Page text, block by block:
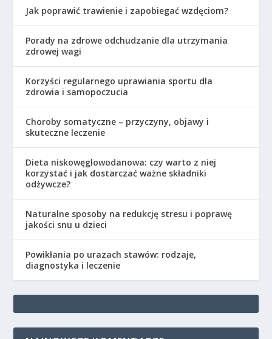
Jak poprawić trawienie i zapobiegać wzdęciom?
Porady na zdrowe odchudzanie dla utrzymania
zdrowej wagi
Korzyści regularnego uprawiania sportu dla
zdrowia i samopoczucia
Choroby somatyczne – przyczyny, objawy i
skuteczne leczenie
Dieta niskowęglowodanowa: czy warto z niej
korzystać i jak dostarczać ważne składniki
odżywcze?
Naturalne sposoby na redukcję stresu i poprawę
jakości snu u dzieci
Powikłania po urazach stawów: rodzaje,
diagnostyka i leczenie